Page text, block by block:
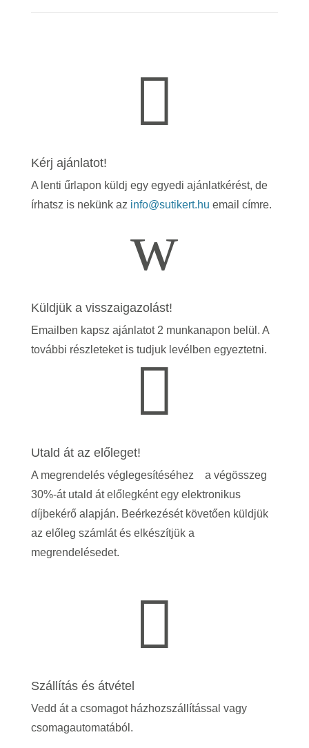

Kérj ajánlatot!
A lenti űrlapon küldj egy egyedi ajánlatkérést, de
írhatsz is nekünk az info@sutikert.hu email címre.
w
Küldjük a visszaigazolást!
Emailben kapsz ajánlatot 2 munkanapon belül. A
további részleteket is tudjuk levélben egyeztetni.

Utald át az előleget!
A megrendelés véglegesítéséhez a végösszeg
30%-át utald át előlegként egy elektronikus
díjbekérő alapján. Beérkezését követően küldjük
az előleg számlát és elkészítjük a
megrendelésedet.

Szállítás és átvétel
Vedd át a csomagot házhozszállítással vagy
csomagautomatából.